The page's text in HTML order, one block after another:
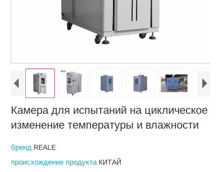
Камера для испытаний на циклическое
изменение температуры и влажности
бренд REALE
происхождение продукта КИТАЙ